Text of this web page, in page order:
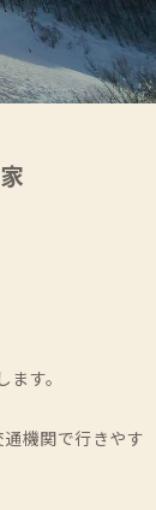
す。
機関で行きやす